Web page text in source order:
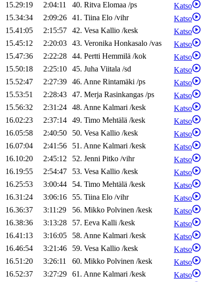
15.29:19
2:04:11 40. Ritva Elomaa /ps
Katso
15.34:34
2:09:26 41. Tiina Elo /vihr
Katso
15.41:05
2:15:57 42. Vesa Kallio /kesk
Katso
15.45:12
2:20:03 43. Veronika Honkasalo /vas
Katso
15.47:36
2:22:28 44. Pertti Hemmilä /kok
Katso
15.50:18
2:25:10 45. Juha Viitala /sd
Katso
15.52:47
2:27:39 46. Anne Rintamäki /ps
Katso
15.53:51
2:28:43 47. Merja Rasinkangas /ps
Katso
15.56:32
2:31:24 48. Anne Kalmari /kesk
Katso
16.02:23
2:37:14 49. Timo Mehtälä /kesk
Katso
16.05:58
2:40:50 50. Vesa Kallio /kesk
Katso
16.07:04
2:41:56 51. Anne Kalmari /kesk
Katso
16.10:20
2:45:12 52. Jenni Pitko /vihr
Katso
16.19:55
2:54:47 53. Vesa Kallio /kesk
Katso
16.25:53
3:00:44 54. Timo Mehtälä /kesk
Katso
16.31:24
3:06:16 55. Tiina Elo /vihr
Katso
16.36:37
3:11:29 56. Mikko Polvinen /kesk
Katso
16.38:36
3:13:28 57. Eeva Kalli /kesk
Katso
16.41:13
3:16:05 58. Anne Kalmari /kesk
Katso
16.46:54
3:21:46 59. Vesa Kallio /kesk
Katso
16.51:20
3:26:11 60. Mikko Polvinen /kesk
Katso
16.52:37
3:27:29 61. Anne Kalmari /kesk
Katso